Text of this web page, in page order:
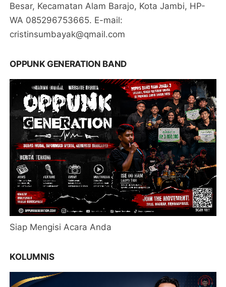
Besar, Kecamatan Alam Barajo, Kota Jambi, HP-
WA 085296753665. E-mail:
cristinsumbayak@qmail.com
OPPUNK GENERATION BAND
Siap Mengisi Acara Anda
KOLUMNIS